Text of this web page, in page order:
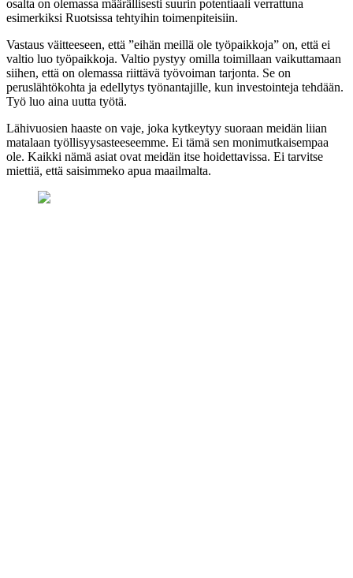
osalta on olemassa määrällisesti suurin potentiaali verrattuna
esimerkiksi Ruotsissa tehtyihin toimenpiteisiin.
Vastaus väitteeseen, että ”eihän meillä ole työpaikkoja” on, että ei
valtio luo työpaikkoja. Valtio pystyy omilla toimillaan vaikuttamaan
siihen, että on olemassa riittävä työvoiman tarjonta. Se on
peruslähtökohta ja edellytys työnantajille, kun investointeja tehdään.
Työ luo aina uutta työtä.
Lähivuosien haaste on vaje, joka kytkeytyy suoraan meidän liian
matalaan työllisyysasteeseemme. Ei tämä sen monimutkaisempaa
ole. Kaikki nämä asiat ovat meidän itse hoidettavissa. Ei tarvitse
miettiä, että saisimmeko apua maailmalta.